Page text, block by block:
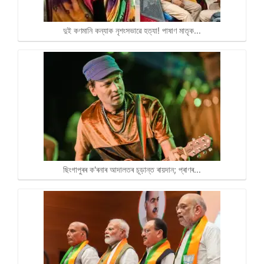
দুই কণমানি কন্যাক নৃশংসভাৱে হত্যা! পাষাণ মাতৃক…
ছিংগাপুৰৰ ক'ৰনাৰ আদালতৰ চূড়ান্ত ৰায়দান; প্ৰাণৰ…